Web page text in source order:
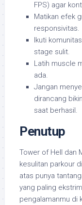
FPS) agar
Matikan efek
responsivitas.
Ikuti
stage sulit.
Latih muscle
ada.
Jangan
dirancang
saat berhasil.
Penutup
Tower of Hell dan
kesulitan parkour
atas punya
yang paling
pengalamanmu di